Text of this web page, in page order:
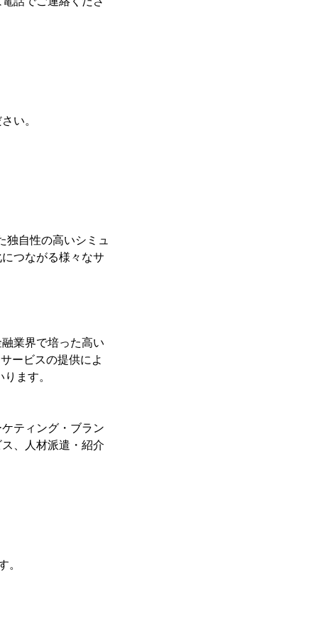
い。
独自性の高いシミュ
つながる様々なサ
業界で培った高い
ービスの提供によ
ます。
ティング・ブラン
、人材派遣・紹介
。